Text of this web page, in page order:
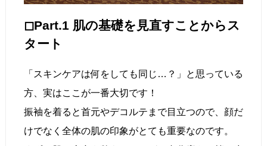
◻︎Part.1 肌の基礎を見直すことからス
タート
「スキンケアは何をしても同じ…？」と思っている
方、実はここが一番大切です！
振袖を着ると首元やデコルテまで目立つので、顔だ
けでなく全体の肌の印象がとても重要なのです。